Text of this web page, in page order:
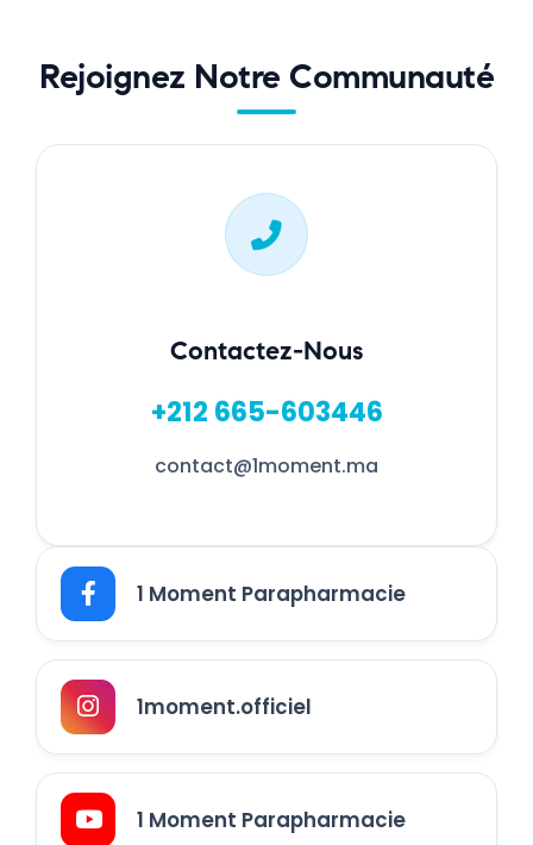
Rejoignez Notre Communauté
Contactez-Nous
+212 665-603446
contact@1moment.ma
1 Moment Parapharmacie
1moment.officiel
1 Moment Parapharmacie